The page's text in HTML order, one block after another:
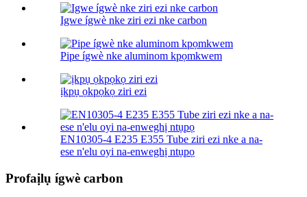
Igwe ígwè nke ziri ezi nke carbon
Pipe ígwè nke aluminom kpọmkwem
ịkpụ ọkpọkọ ziri ezi
EN10305-4 E235 E355 Tube ziri ezi nke a na-
ese n'elu oyi na-enweghị ntụpọ
Profaịlụ ígwè carbon